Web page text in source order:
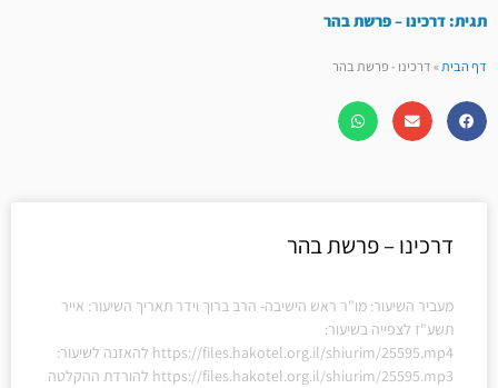
תגית: דרכינו – פרשת בהר
דף הבית»דרכינו - פרשת בהר
דרכינו – פרשת בהר
מעביר השיעור: מו"ר ראש הישיבה- הרב ברוך וידר תאריך השיעור: אייר
תשע"ז לצפייה בשיעור:
https://files.hakotel.org.il/shiurim/25595.mp4 להאזנה לשיעור:
https://files.hakotel.org.il/shiurim/25595.mp3 להורדת ההקלטה